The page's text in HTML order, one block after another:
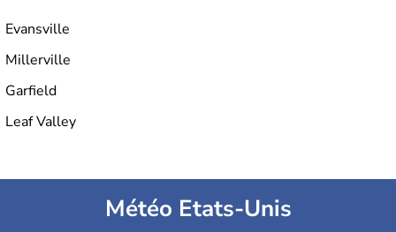
Evansville
Millerville
Garfield
Leaf Valley
Météo Etats-Unis